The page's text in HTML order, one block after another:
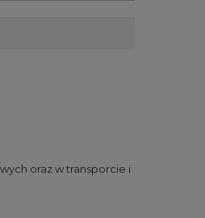
oraz w transporcie i